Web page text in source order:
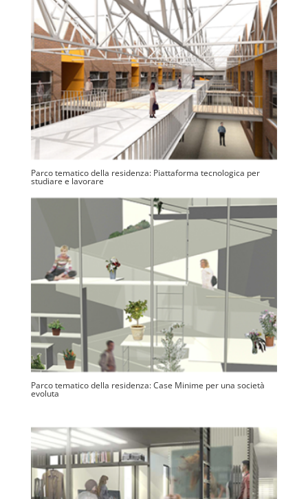
Parco tematico della residenza: Piattaforma tecnologica per
studiare e lavorare
Parco tematico della residenza: Case Minime per una società
evoluta